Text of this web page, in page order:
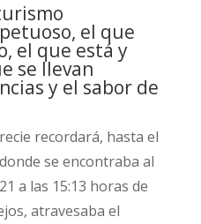
el que
el que está y
se llevan
y el sabor de
recordará, hasta el
se encontraba al
a las 15:13 horas de
atravesaba el